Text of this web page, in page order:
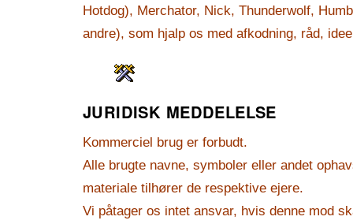
Hotdog), Merchator, Nick, Thunderwolf,
andre), som hjalp os med afkodning, råd,
JURIDISK MEDDELELSE
Kommerciel brug er forbudt.
Alle brugte navne, symboler eller andet
materiale tilhører de respektive ejere.
Vi påtager os intet ansvar, hvis denne mod